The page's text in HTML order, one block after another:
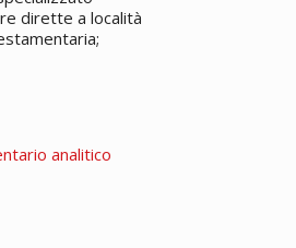
dirette a località
analitico